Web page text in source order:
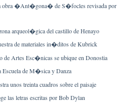
obra �Ant�gona� de S�focles revisada por
arqueol�gica del castillo de Henayo
de materiales in�ditos de Kubrick
de Artes Esc�nicas se ubique en Donostia
Escuela de M�sica y Danza
unos treinta cuadros sobre el paisaje
las letras escritas por Bob Dylan